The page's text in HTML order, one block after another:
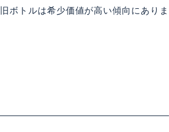
ボトルは希少価値が高い傾向にありま